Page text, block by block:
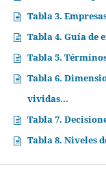
Tabla 3.
Tabla 4. Guía de
Tabla 5.
Tabla 6.
vividas...
Tabla 7.
Tabla 8. Niveles